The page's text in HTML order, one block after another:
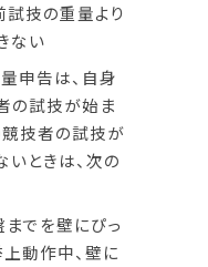
試技の重量より
ない
申告は、自身
の試技が始ま
競技者の試技が
ときは、次の
でを壁にぴっ
動作中、壁に